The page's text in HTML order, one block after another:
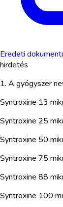
Eredeti
hirdetés
1. A gyógyszer
Syntroxine 13
Syntroxine 25
Syntroxine 50
Syntroxine 75
Syntroxine 88
Syntroxine 100